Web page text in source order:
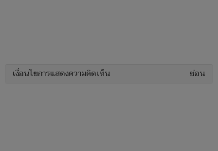
เงื่อนไขการแสดงความคิดเห็น ซ่อน